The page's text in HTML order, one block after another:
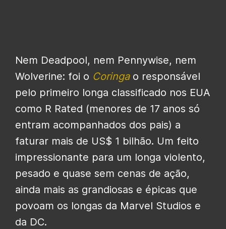
Nem Deadpool, nem Pennywise, nem
Wolverine: foi o Coringa o responsável
pelo primeiro longa classificado nos EUA
como R Rated (menores de 17 anos só
entram acompanhados dos pais) a
faturar mais de US$ 1 bilhão. Um feito
impressionante para um longa violento,
pesado e quase sem cenas de ação,
ainda mais as grandiosas e épicas que
povoam os longas da Marvel Studios e
da DC.